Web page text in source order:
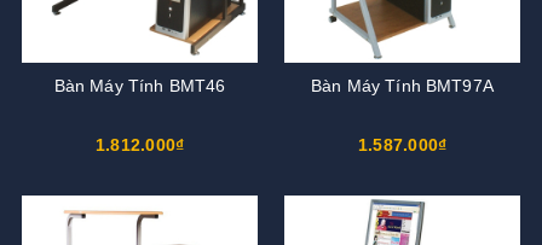
Bàn Máy Tính BMT46
1.812.000₫
Bàn Máy Tính BMT97A
1.587.000₫